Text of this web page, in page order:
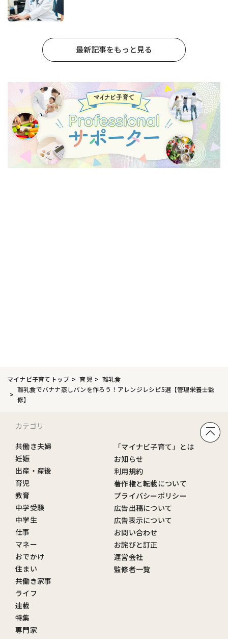
最新記事をもっと見る
マイナビ子育てトップ 育児
離乳食
離乳食でバナナ蒸しパンを作ろう！アレンジレシピ5選【管理栄養士監
修】
カテゴリ
共働き夫婦
妊娠
出産・産後
育児
教育
中学受験
中学生
仕事
マネー
おでかけ
住まい
共働き家事
ライフ
連載
特集
専門家
「マイナビ子育て」とは
お知らせ
利用規約
著作権と転載について
プライバシーポリシー
広告出稿について
広告表示について
お問い合わせ
お詫びと訂正
運営会社
監修者一覧